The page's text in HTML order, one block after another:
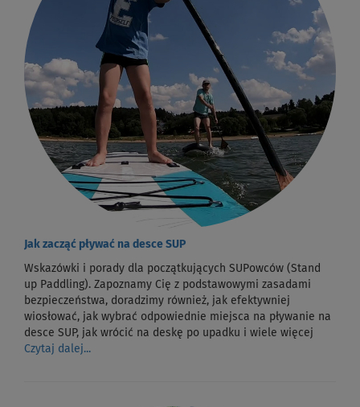
Jak zacząć pływać na desce SUP
Wskazówki i porady dla początkujących SUPowców (Stand
up Paddling). Zapoznamy Cię z podstawowymi zasadami
bezpieczeństwa, doradzimy również, jak efektywniej
wiosłować, jak wybrać odpowiednie miejsca na pływanie na
desce SUP, jak wrócić na deskę po upadku i wiele więcej
Czytaj dalej...